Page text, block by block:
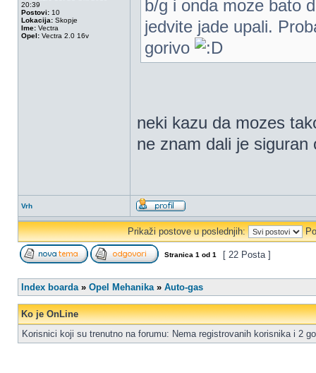
20:39
Postovi: 10
Lokacija: Skopje
Ime: Vectra
Opel: Vectra 2.0 16v
b/g i onda moze bato
jedvite jade upali.
gorivo
neki kazu da mozes
ne znam dali je
Vrh
Prikaži postove u poslednjih:
Stranica 1 od 1 [ 22 Posta ]
Index boarda» Opel Mehanika» Auto-gas
Ko je OnLine
Korisnici koji su trenutno na forumu: Nema registrovanih korisnika i 2